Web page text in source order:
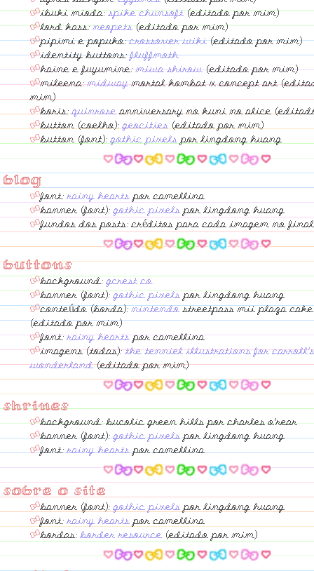
ibuki mioda:spike chunsoft(editado por mim)
lord kass:neopets(editado por mim)
pipimi e popuko:crossover wiki(editado por mim)
identity buttons:fluffmoth
haine e fuyumine:miwa shirow(editado por mim)
mileena:midwaymortal kombat x concept art
mim)
boris:quinroseanniversary no kuni no alice
button (coelho):geocities (editado por mim)
button (font):gothic pixels por lingdong huang
blog
font:rainy hearts por camellina
banner (font):gothic pixels por lingdong huang
fundos dos posts: créditos para cada imagem no
buttons
background:gcrest co.
banner (font):gothic pixels por lingdong huang
conteúdo (borda):nintendostreetpass mii plaza
(editado por mim)
font:rainy heartspor camellina
imagens (todas):the tenniel illustrations for
wonderland(editado por mim)
shrines
background: bucolic green hills por charles o'rear
banner (font):gothic pixelspor lingdong huang
font:rainy heartspor camellina
sobre o site
banner (font):gothic pixels por lingdong huang
font:rainy hearts por camellina
bordas:border resource (editado por mim)